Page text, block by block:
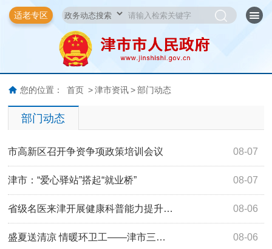
适老专区
您的位置： 首页 > 津市资讯 > 部门动态
部门动态
08-07
市高新区召开争资争项政策培训会议
08-07
津市：“爱心驿站”搭起“就业桥”
08-06
省级名医来津开展健康科普能力提升…
08-06
盛夏送清凉 情暖环卫工——津市三…